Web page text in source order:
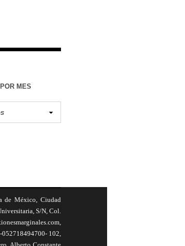
MES
de México, Ciudad
S/N, Col.
102,